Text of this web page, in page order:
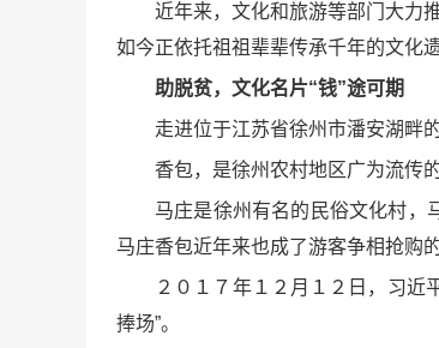
近年来，文化和旅游等部门大力
如今正依托祖祖辈辈传承千年的文化
助脱贫，文化名片“钱”途可期
走进位于江苏省徐州市潘安湖畔
香包，是徐州农村地区广为流传
马庄是徐州有名的民俗文化村，
马庄香包近年来也成了游客争相抢购的
２０１７年１２月１２日，习近
捧场”。